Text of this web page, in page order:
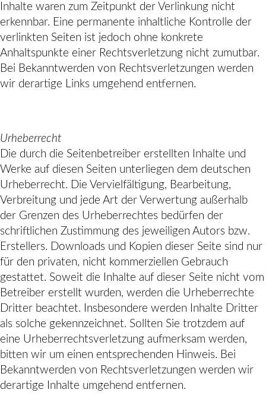
Inhalte waren zum Zeitpunkt der Verlinkung nicht
erkennbar. Eine permanente inhaltliche Kontrolle der
verlinkten Seiten ist jedoch ohne konkrete
Anhaltspunkte einer Rechtsverletzung nicht zumutbar.
Bei Bekanntwerden von Rechtsverletzungen werden
wir derartige Links umgehend entfernen.
Urheberrecht
Die durch die Seitenbetreiber erstellten Inhalte und
Werke auf diesen Seiten unterliegen dem deutschen
Urheberrecht. Die Vervielfältigung, Bearbeitung,
Verbreitung und jede Art der Verwertung außerhalb
der Grenzen des Urheberrechtes bedürfen der
schriftlichen Zustimmung des jeweiligen Autors bzw.
Erstellers. Downloads und Kopien dieser Seite sind nur
für den privaten, nicht kommerziellen Gebrauch
gestattet. Soweit die Inhalte auf dieser Seite nicht vom
Betreiber erstellt wurden, werden die Urheberrechte
Dritter beachtet. Insbesondere werden Inhalte Dritter
als solche gekennzeichnet. Sollten Sie trotzdem auf
eine Urheberrechtsverletzung aufmerksam werden,
bitten wir um einen entsprechenden Hinweis. Bei
Bekanntwerden von Rechtsverletzungen werden wir
derartige Inhalte umgehend entfernen.